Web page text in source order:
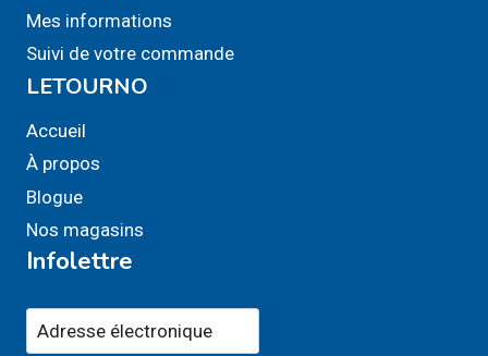
Mes informations
Suivi de votre commande
LETOURNO
Accueil
À propos
Blogue
Nos magasins
Infolettre